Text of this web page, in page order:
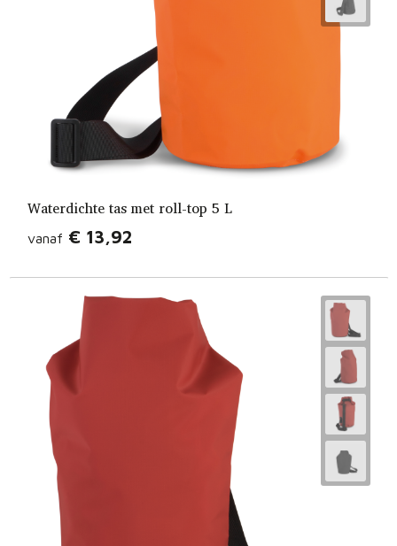
Waterdichte tas met roll-top 5 L
vanaf € 13,92